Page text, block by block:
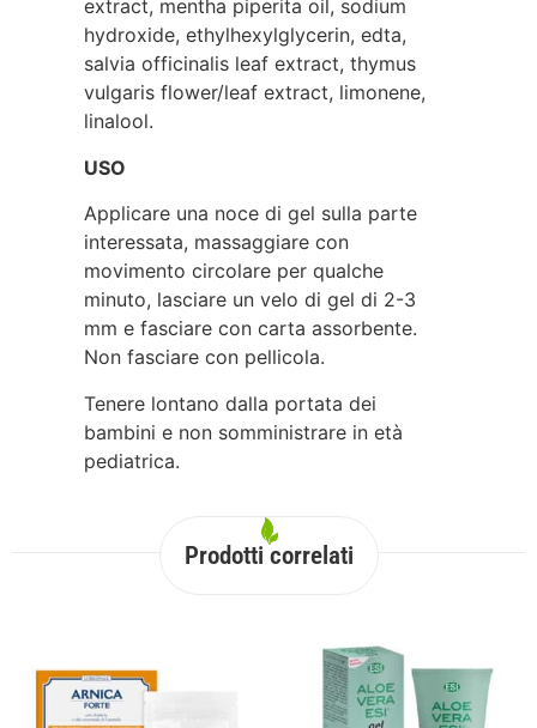
extract, mentha piperita oil, sodium
hydroxide, ethylhexylglycerin, edta,
salvia officinalis leaf extract, thymus
vulgaris flower/leaf extract, limonene,
linalool.
USO
Applicare una noce di gel sulla parte
interessata, massaggiare con
movimento circolare per qualche
minuto, lasciare un velo di gel di 2-3
mm e fasciare con carta assorbente.
Non fasciare con pellicola.
Tenere lontano dalla portata dei
bambini e non somministrare in età
pediatrica.
Prodotti correlati